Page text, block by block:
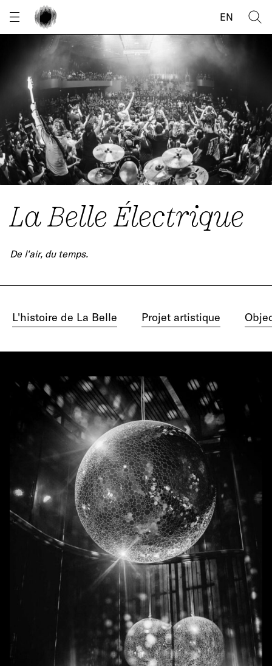
EN
La Belle Électrique
De l'air, du temps.
L'histoire de La Belle Projet artistique
Panneau de gestion des cookies